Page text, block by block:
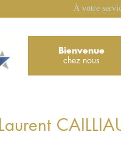
À votre
Bienvenue
chez nous
Laurent